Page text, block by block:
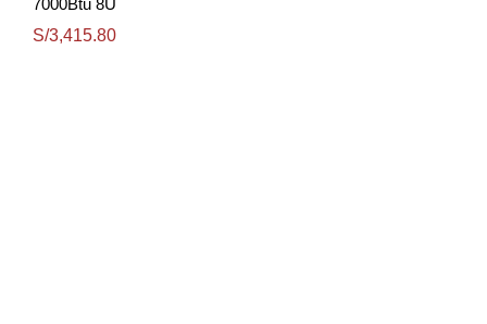
7000Btu 8U
S/3,415.80